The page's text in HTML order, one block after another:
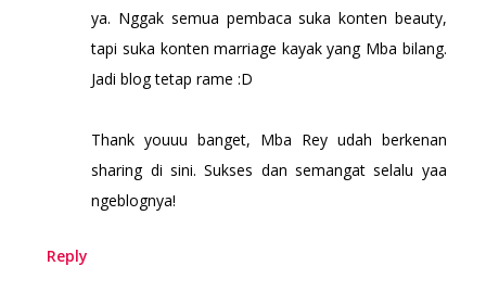
ya. Nggak semua pembaca suka konten beauty,
tapi suka konten marriage kayak yang Mba bilang.
Jadi blog tetap rame :D
Thank youuu banget, Mba Rey udah berkenan
sharing di sini. Sukses dan semangat selalu yaa
ngeblognya!
Reply